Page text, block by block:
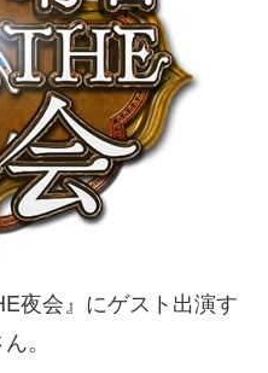
夜会』にゲスト出演す
。